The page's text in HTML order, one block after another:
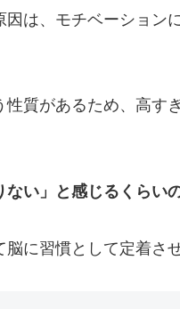
因は、モチベーション
性質があるため、高す
ない」と感じるくら
脳に習慣として定着さ